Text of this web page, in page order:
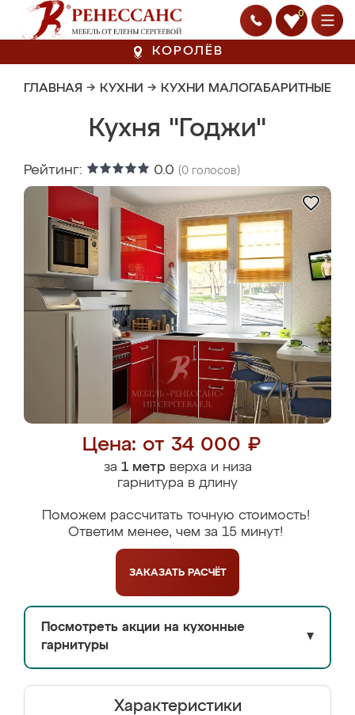
0
КОРОЛЁВ
ГЛАВНАЯ → КУХНИ → КУХНИ МАЛОГАБАРИТНЫЕ
Кухня "Годжи"
Рейтинг: 0.0 (0 голосов)
Цена: от 34 000 ₽
за 1 метрверха и низа
гарнитура в длину
Поможем рассчитать точную стоимость!
Ответим менее, чем за 15 минут!
ЗАКАЗАТЬ РАСЧЁТ
Посмотреть акции на кухонные
гарнитуры
▼
Характеристики